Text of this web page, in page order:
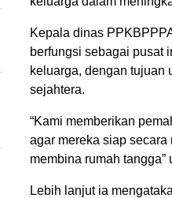
Kepala dinas
berfungsi sebagai pusat
keluarga, dengan tujuan
sejahtera.
“Kami memberikan
agar mereka siap
membina rumah tangga”
Lebih lanjut ia